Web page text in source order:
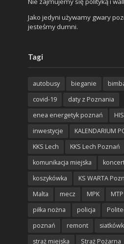
Jako jedyni używamy gwary
jesteśmy dumni.
Tagi
autobusy bieganie
covid-19
daty z Poznania
enea energetyk poznań
inwestycje
KALENDARIUM
KKS Lech
KKS Lech Poznań
komunikacja miejska
koszykówka
KS WARTA
Malta
mecz MPK MTP
piłka nożna
policja
poznań
remont
straż miejska
Straż Pożarna